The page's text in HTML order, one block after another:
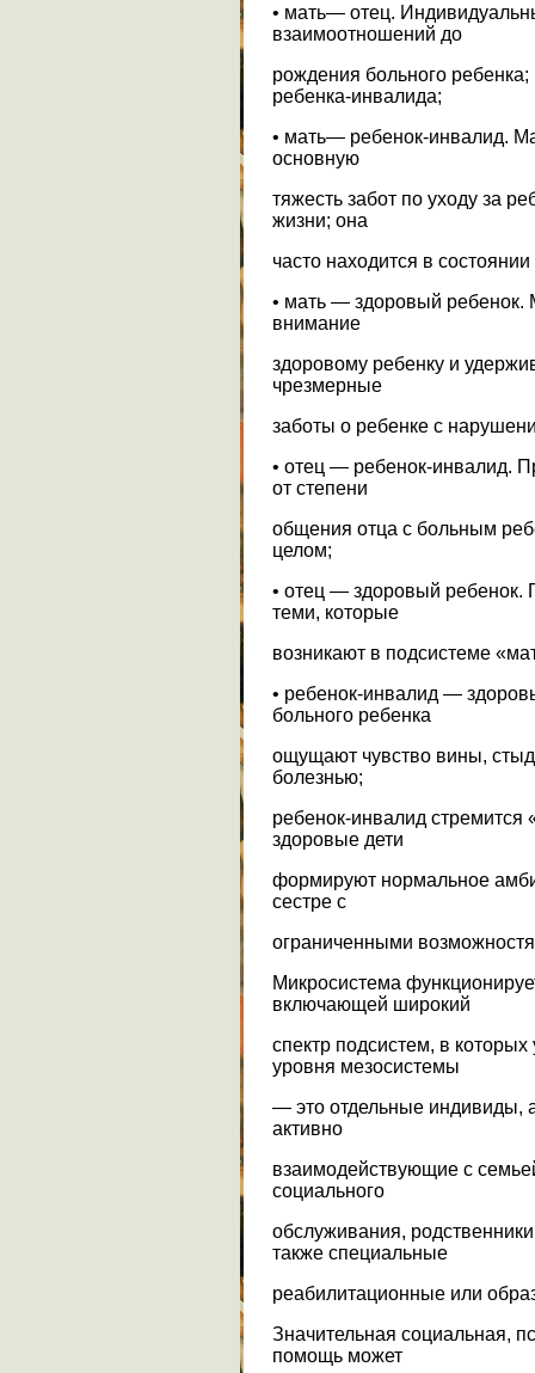
• мать— отец.
взаимоотношений до
рождения больного
ребенка-инвалида;
• мать— ребенок-инвалид.
основную
тяжесть забот по уходу за
жизни; она
часто находится в
• мать — здоровый ребенок.
внимание
здоровому ребенку и
чрезмерные
заботы о ребенке с
• отец — ребенок-инвалид.
от степени
общения отца с больным
целом;
• отец — здоровый
теми, которые
возникают в подсистеме
• ребенок-инвалид —
больного ребенка
ощущают чувство вины,
болезнью;
ребенок-инвалид стремится
здоровые дети
формируют нормальное
сестре с
ограниченными
Микросистема
включающей широкий
спектр подсистем, в
уровня мезосистемы
— это отдельные индивиды,
активно
взаимодействующие с
социального
обслуживания,
также специальные
реабилитационные или
Значительная социальная,
помощь может